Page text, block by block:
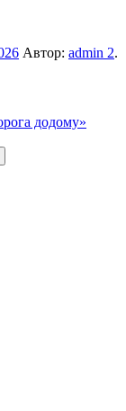
Автор: admin 2.
додому»